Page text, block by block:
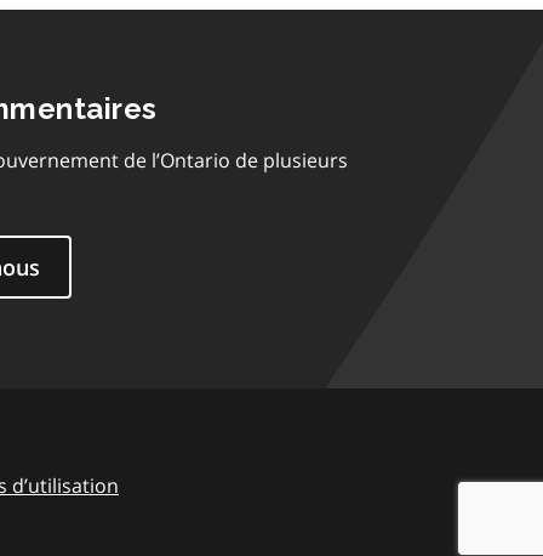
de l’Ontario de plusieurs
d’utilisation